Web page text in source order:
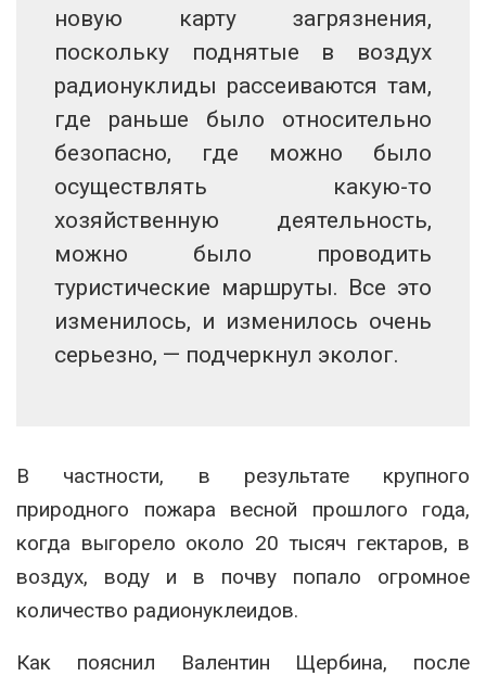
новую карту загрязнения,
поскольку поднятые в воздух
радионуклиды рассеиваются там,
где раньше было относительно
безопасно, где можно было
осуществлять какую-то
хозяйственную деятельность,
можно было проводить
туристические маршруты. Все это
изменилось, и изменилось очень
серьезно, — подчеркнул эколог.
В частности, в результате крупного
природного пожара весной прошлого года,
когда выгорело около 20 тысяч гектаров, в
воздух, воду и в почву попало огромное
количество радионуклеидов.
Как пояснил Валентин Щербина, после